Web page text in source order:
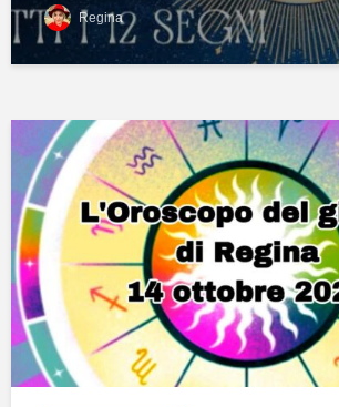
Regina